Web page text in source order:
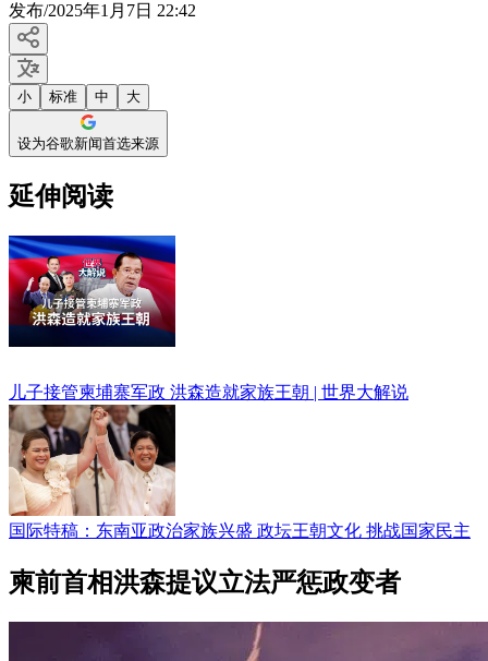
发布/2025年1月7日 22:42
小 标准 中 大
设为谷歌新闻首选来源
延伸阅读
儿子接管柬埔寨军政 洪森造就家族王朝 | 世界大解说
国际特稿：东南亚政治家族兴盛 政坛王朝文化 挑战国家民主
柬前首相洪森提议立法严惩政变者